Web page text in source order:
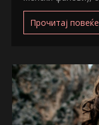
Прочитај повеќе